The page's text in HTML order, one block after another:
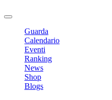
Guarda
Calendario
Eventi
Ranking
News
Shop
Blogs